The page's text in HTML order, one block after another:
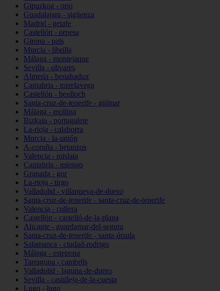
Gipuzkoa - orio
Guadalajara - sigüenza
Madrid - getafe
Castellón - orpesa
Girona - pals
Murcia - librilla
Málaga - montejaque
Sevilla - olivares
Almería - benahadux
Cantabria - torrelavega
Castellón - benlloch
Santa-cruz-de-tenerife - güímar
Málaga - mollina
Bizkaia - portugalete
La-rioja - calahorra
Murcia - la-unión
A-coruña - betanzos
Valencia - mislata
Cantabria - miengo
Granada - gor
La-rioja - tirgo
Valladolid - villanueva-de-duero
Santa-cruz-de-tenerife - santa-cruz-de-tenerife
Valencia - cullera
Castellón - castelló-de-la-plana
Alicante - guardamar-del-segura
Santa-cruz-de-tenerife - santa-úrsula
Salamanca - ciudad-rodrigo
Málaga - estepona
Tarragona - cambrils
Valladolid - laguna-de-duero
Sevilla - castilleja-de-la-cuesta
Lugo - lugo